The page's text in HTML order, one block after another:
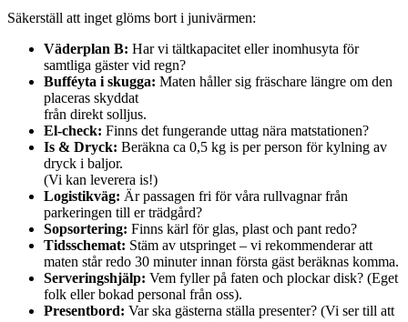
Säkerställ att inget glöms bort i junivärmen:
Väderplan B: Har vi tältkapacitet eller inomhusyta för
samtliga gäster vid regn?
Bufféyta i skugga: Maten håller sig fräschare längre om den
placeras skyddat
från direkt solljus.
El-check: Finns det fungerande uttag nära matstationen?
Is & Dryck: Beräkna ca 0,5 kg is per person för kylning av
dryck i baljor.
(Vi kan leverera is!)
Logistikväg: Är passagen fri för våra rullvagnar från
parkeringen till er trädgård?
Sopsortering: Finns kärl för glas, plast och pant redo?
Tidsschemat: Stäm av utspringet – vi rekommenderar att
maten står redo 30 minuter innan första gäst beräknas komma.
Serveringshjälp: Vem fyller på faten och plockar disk? (Eget
folk eller bokad personal från oss).
Presentbord: Var ska gästerna ställa presenter? (Vi ser till att